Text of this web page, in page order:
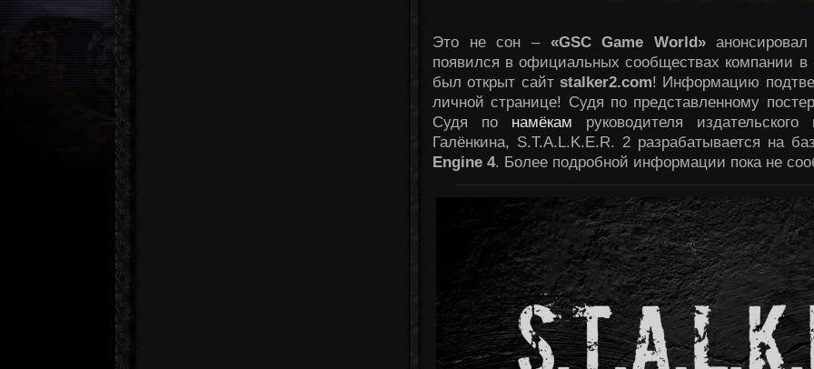
Это не сон – «GSC Game World»
появился в официальных сообществах компании в
был открыт сайт stalker2.com! Информацию
личной странице! Судя по представленному
Судя по намёкам руководителя
Галёнкина, S.T.A.L.K.E.R. 2 разрабатывается на
Engine 4. Более подробной информации пока не